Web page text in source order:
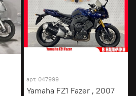
арт. 047999
Yamaha FZ1 Fazer , 2007